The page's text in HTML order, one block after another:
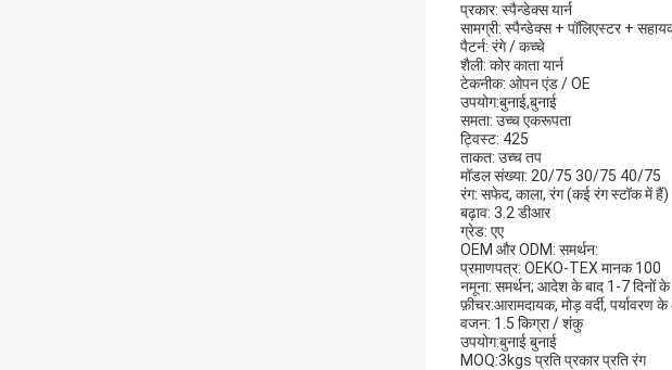
प्रकार: स्पैन्डेक्स यार्न
सामग्री: स्पैन्डेक्स + पॉलिएस्टर +
पैटर्न: रंगे / कच्चे
शैली: कोर काता यार्न
टेकनीक: ओपन एंड / OE
उपयोग:बुनाई,बुनाई
समता: उच्च एकरूपता
ट्विस्ट: 425
ताकत: उच्च तप
मॉडल संख्या: 20/75 30/75 40/75
रंग: सफेद, काला, रंग (कई रंग स्टॉक में हैं)
बढ़ाव: 3.2 डीआर
ग्रेड: एए
OEM और ODM: समर्थन:
प्रमाणपत्र: OEKO-TEX मानक 100
नमूना: समर्थन; आदेश के बाद 1-7 दिनों के
फ़ीचर:आरामदायक, मोड़ वर्दी, पर्यावरण
वजन: 1.5 किग्रा / शंकु
उपयोग:बुनाई बुनाई
MOQ:3kgs प्रति प्रकार प्रति रंग